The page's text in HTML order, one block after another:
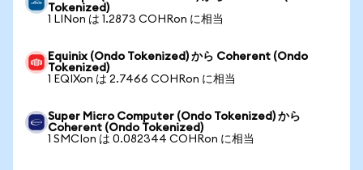
Tokenized)
1 LINon は 1.2873 COHRon に相当
Equinix (Ondo Tokenized) から Coherent (Ondo
Tokenized)
1 EQIXon は 2.7466 COHRon に相当
Super Micro Computer (Ondo Tokenized) から
Coherent (Ondo Tokenized)
1 SMCIon は 0.082344 COHRon に相当